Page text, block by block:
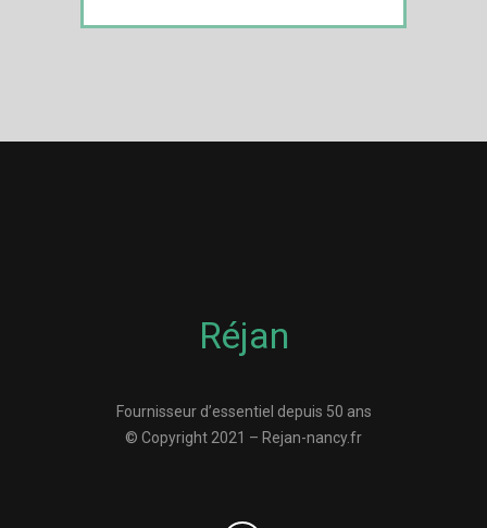
Réjan
Fournisseur d’essentiel depuis 50 ans
© Copyright 2021 – Rejan-nancy.fr